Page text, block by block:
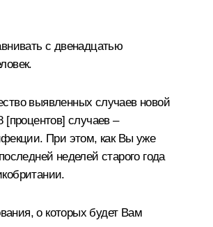
с двенадцатью
выявленных случаев новой
[процентов] случаев –
При этом, как Вы уже
неделей старого года
о которых будет Вам